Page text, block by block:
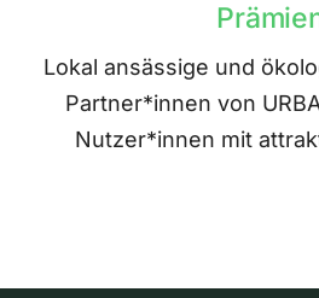
Lokal ansässige und
Partner*innen von
Nutzer*innen mit